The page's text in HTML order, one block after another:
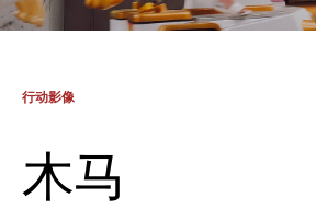
行动影像
木马